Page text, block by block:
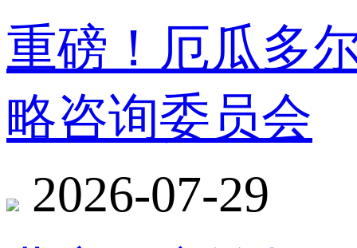
重磅！厄瓜多
略咨询委员会
2026-07-29